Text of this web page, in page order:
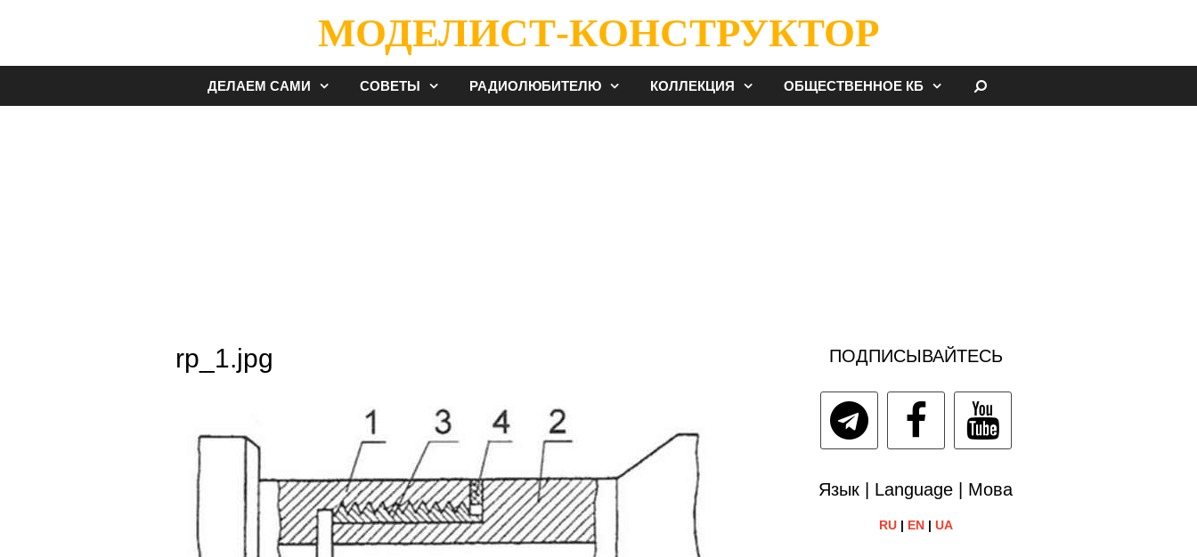
МОДЕЛИСТ-КОНСТРУКТОР
ДЕЛАЕМ САМИ СОВЕТЫ РАДИОЛЮБИТЕЛЮ КОЛЛЕКЦИЯ ОБЩЕСТВЕННОЕ КБ
rp_1.jpg ПОДПИСЫВАЙТЕСЬ
Язык | Language | Мова
RU| EN| UA